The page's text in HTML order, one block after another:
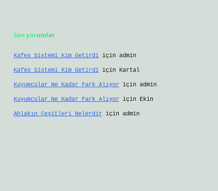
Son yorumlar
Kafes Sistemi Kim Getirdi için admin
Kafes Sistemi Kim Getirdi için Kartal
Kuyumcular Ne Kadar Fark Alıyor için admin
Kuyumcular Ne Kadar Fark Alıyor için Ekin
Ahlakın Çeşitleri Nelerdir için admin